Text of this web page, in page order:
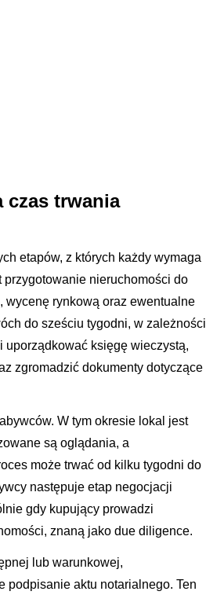
czas trwania
etapów, z których każdy wymaga
nieruchomości do
wycenę rynkową oraz ewentualne
do sześciu tygodni, w zależności
księgę wieczystą,
zgromadzić dokumenty dotyczące
W tym okresie lokal jest
są oglądania, a
może trwać od kilku tygodni do
następuje etap negocjacji
gdy kupujący prowadzi
znaną jako due diligence.
lub warunkowej,
podpisanie aktu notarialnego. Ten